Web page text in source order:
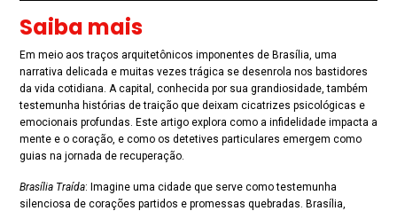
Saiba mais
Em meio aos traços arquitetônicos imponentes de Brasília, uma
narrativa delicada e muitas vezes trágica se desenrola nos bastidores
da vida cotidiana. A capital, conhecida por sua grandiosidade, também
testemunha histórias de traição que deixam cicatrizes psicológicas e
emocionais profundas. Este artigo explora como a infidelidade impacta a
mente e o coração, e como os detetives particulares emergem como
guias na jornada de recuperação.
Brasília Traída: Imagine uma cidade que serve como testemunha
silenciosa de corações partidos e promessas quebradas. Brasília,